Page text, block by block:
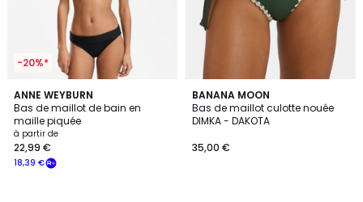
-20%*
ANNE WEYBURN
Bas de maillot de bain en
maille piquée
à partir de
18,39 €
22,99 €
4,5
/ 5
2
Couleurs
BANANA MOON
Bas de maillot culotte nouée
DIMKA - DAKOTA
35,00 €